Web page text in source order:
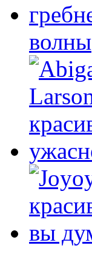
волны